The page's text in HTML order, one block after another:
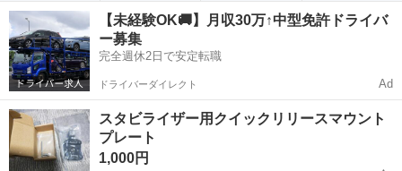
【未経験OK🚚】月収30万↑中型免許ドライバ
ー募集
完全週休2日で安定転職
ドライバーダイレクト Ad
スタビライザー用クイックリリースマウント
プレート
1,000円